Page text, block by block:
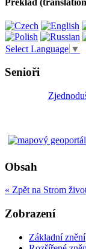
Překlad
Select Language ▼
Senioři
Obsah
« Zpět na Strom
Zobrazení
Základní znění